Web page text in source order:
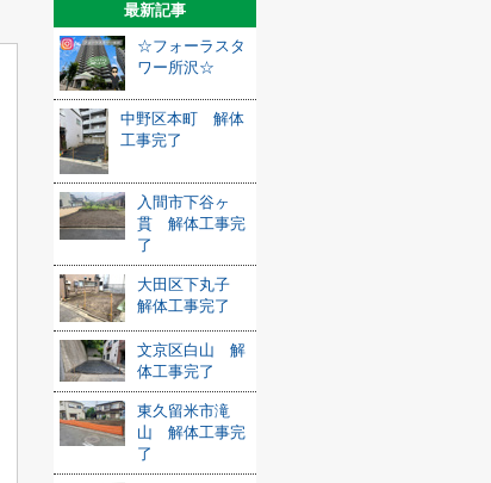
最新記事
☆フォーラスタ
ワー所沢☆
中野区本町 解体
工事完了
入間市下谷ヶ
貫 解体工事完
了
大田区下丸子
解体工事完了
文京区白山 解
体工事完了
東久留米市滝
山 解体工事完
了